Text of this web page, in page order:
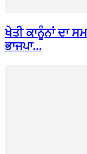
ਖੇਤੀ ਕਾਨੂੰਨਾਂ ਦਾ
ਭਾਜਪਾ...